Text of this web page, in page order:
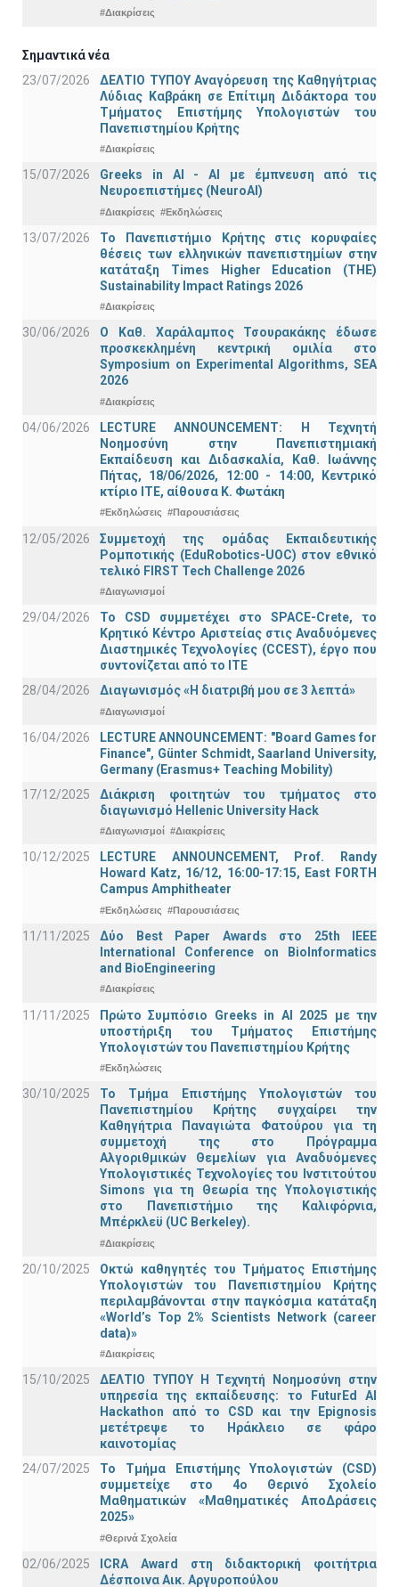
#Διακρίσεις
Σημαντικά νέα
23/07/2026
ΔΕΛΤΙΟ ΤΥΠΟΥ Αναγόρευση της Καθηγήτριας
Λύδιας Καβράκη σε Επίτιμη Διδάκτορα του
Τμήματος Επιστήμης Υπολογιστών του
Πανεπιστημίου Κρήτης
#Διακρίσεις
15/07/2026
Greeks in AI - ΑΙ με έμπνευση από τις
Νευροεπιστήμες (NeuroAI)
#Διακρίσεις #Εκδηλώσεις
13/07/2026
Το Πανεπιστήμιο Κρήτης στις κορυφαίες
θέσεις των ελληνικών πανεπιστημίων στην
κατάταξη Times Higher Education (ΤΗΕ)
Sustainability Impact Ratings 2026
#Διακρίσεις
30/06/2026
Ο Καθ. Χαράλαμπος Τσουρακάκης έδωσε
προσκεκλημένη κεντρική ομιλία στο
Symposium on Experimental Algorithms, SEA
2026
#Διακρίσεις
04/06/2026
LECTURE ANNOUNCEMENT: Η Τεχνητή
Νοημοσύνη στην Πανεπιστημιακή
Εκπαίδευση και Διδασκαλία, Καθ. Ιωάννης
Πήτας, 18/06/2026, 12:00 - 14:00, Κεντρικό
κτίριο ΙΤΕ, αίθουσα Κ. Φωτάκη
#Εκδηλώσεις #Παρουσιάσεις
12/05/2026
Συμμετοχή της ομάδας Εκπαιδευτικής
Ρομποτικής (EduRobotics-UOC) στον εθνικό
τελικό FIRST Tech Challenge 2026
#Διαγωνισμοί
29/04/2026
Το CSD συμμετέχει στο SPACE-Crete, το
Κρητικό Κέντρο Αριστείας στις Αναδυόμενες
Διαστημικές Τεχνολογίες (CCEST), έργο που
συντονίζεται από το ΙΤΕ
28/04/2026
Διαγωνισμός «Η διατριβή μου σε 3 λεπτά»
#Διαγωνισμοί
16/04/2026
LECTURE ANNOUNCEMENT: "Board Games for
Finance", Günter Schmidt, Saarland University,
Germany (Erasmus+ Teaching Mobility)
17/12/2025
Διάκριση φοιτητών του τμήματος στο
διαγωνισμό Hellenic University Hack
#Διαγωνισμοί #Διακρίσεις
10/12/2025
LECTURE ANNOUNCEMENT, Prof. Randy
Howard Katz, 16/12, 16:00-17:15, East FORTH
Campus Amphitheater
#Εκδηλώσεις #Παρουσιάσεις
11/11/2025
Δύο Best Paper Awards στο 25th IEEE
International Conference on BioInformatics
and BioEngineering
#Διακρίσεις
11/11/2025
Πρώτο Συμπόσιο Greeks in AI 2025 με την
υποστήριξη του Τμήματος Επιστήμης
Υπολογιστών του Πανεπιστημίου Κρήτης
#Εκδηλώσεις
30/10/2025
Το Τμήμα Επιστήμης Υπολογιστών του
Πανεπιστημίου Κρήτης συγχαίρει την
Καθηγήτρια Παναγιώτα Φατούρου για τη
συμμετοχή της στο Πρόγραμμα
Αλγοριθμικών Θεμελίων για Αναδυόμενες
Υπολογιστικές Τεχνολογίες του Ινστιτούτου
Simons για τη Θεωρία της Υπολογιστικής
στο Πανεπιστήμιο της Καλιφόρνια,
Μπέρκλεϋ (UC Berkeley).
#Διακρίσεις
20/10/2025
Οκτώ καθηγητές του Τμήματος Επιστήμης
Υπολογιστών του Πανεπιστημίου Κρήτης
περιλαμβάνονται στην παγκόσμια κατάταξη
«World’s Top 2% Scientists Network (career
data)»
#Διακρίσεις
15/10/2025
ΔΕΛΤΙΟ ΤΥΠΟΥ H Tεχνητή Νοημοσύνη στην
υπηρεσία της εκπαίδευσης: το FuturEd AI
Hackathon από το CSD και την Epignosis
μετέτρεψε το Ηράκλειο σε φάρο
καινοτομίας
24/07/2025
Το Τμήμα Επιστήμης Υπολογιστών (CSD)
συμμετείχε στο 4ο Θερινό Σχολείο
Μαθηματικών «Μαθηματικές ΑποΔράσεις
2025»
#Θερινά Σχολεία
02/06/2025
ICRA Award στη διδακτορική φοιτήτρια
Δέσποινα Αικ. Αργυροπούλου